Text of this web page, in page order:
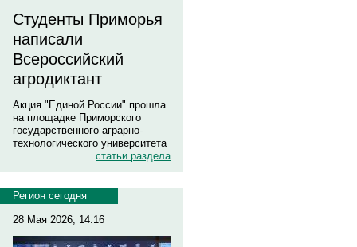
Студенты Приморья
написали
Всероссийский
агродиктант
Акция "Единой России" прошла
на площадке Приморского
государственного аграрно-
технологического университета
статьи раздела
Регион сегодня
28 Мая 2026, 14:16